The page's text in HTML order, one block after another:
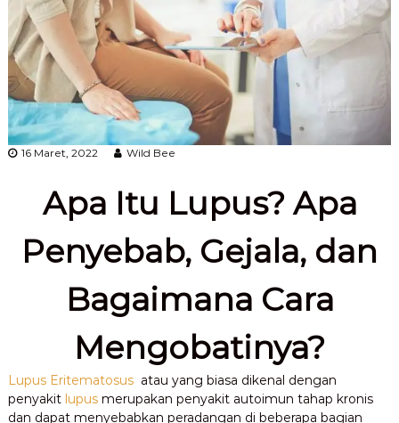
16 Maret, 2022 Wild Bee
Apa Itu Lupus? Apa
Penyebab, Gejala, dan
Bagaimana Cara
Mengobatinya?
Lupus Eritematosusatau yang biasa dikenal dengan
penyakit lupusmerupakan penyakit autoimun tahap kronis
dan dapat menyebabkan peradangan di beberapa bagian